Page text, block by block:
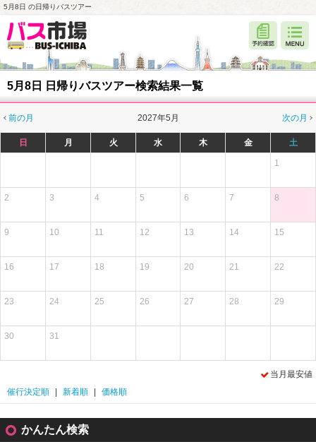
5月8日 の日帰りバスツアー
5月8日 日帰りバスツアー検索結果一覧
前の月 次の月
2027年5月
日 月 火 水 木 金 土
1
2 3 4 5 6 7 8
9 10 11 12 13 14 15
16 17 18 19 20 21 22
23 24 25 26 27 28 29
30 31
当月最安値
催行決定順
新着順 価格順
かんたん検索